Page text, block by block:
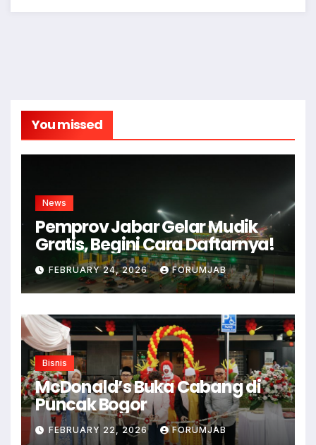
You missed
News
Pemprov Jabar Gelar Mudik
Gratis, Begini Cara Daftarnya!
FEBRUARY 24, 2026 FORUMJAB
Bisnis
McDonald’s Buka Cabang di
Puncak Bogor
FEBRUARY 22, 2026 FORUMJAB